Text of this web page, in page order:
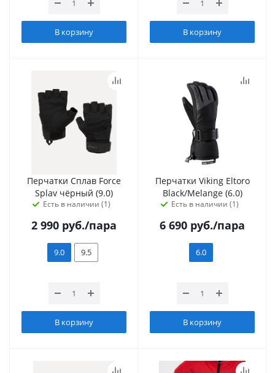
В корзину В корзину
Перчатки Сплав Force
Splav чёрный (9.0)
Есть в наличии (1)
2 990 руб./пара
9.0 9.5
В корзину
Перчатки Viking Eltoro
Black/Melange (6.0)
Есть в наличии (1)
6 690 руб./пара
6.0
В корзину